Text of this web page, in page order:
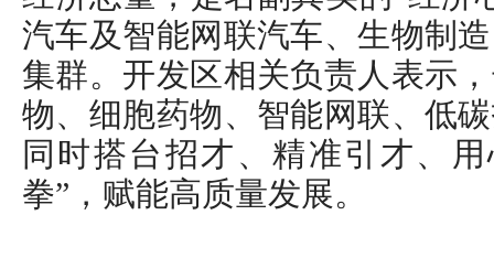
汽车及智能网联汽车、生物制
集群。开发区相关负责人表示
物、细胞药物、智能网联、低
同时搭台招才、精准引才、
拳”，赋能高质量发展。